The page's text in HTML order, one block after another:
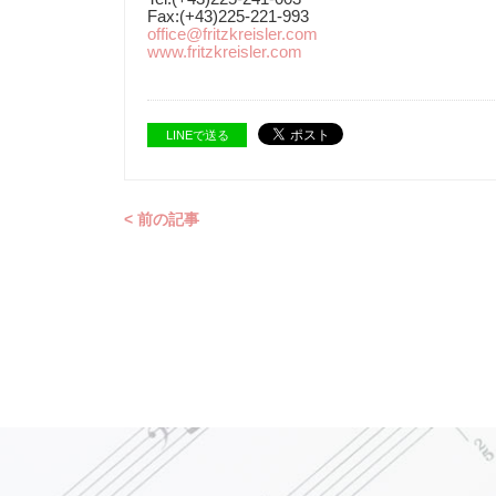
Fax:(+43)225-221-993
office@fritzkreisler.com
www.fritzkreisler.com
LINEで送る
< 前の記事